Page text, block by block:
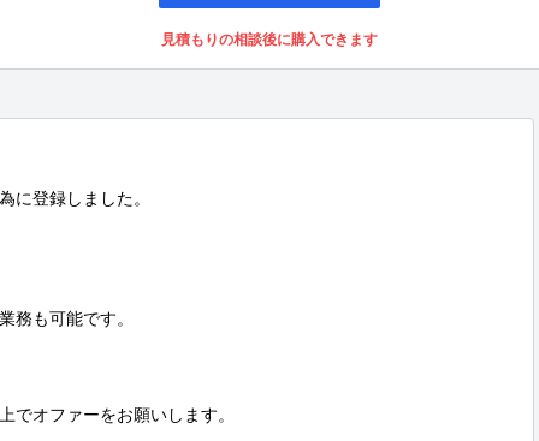
見積もりの相談後に購入できます
に登録しました。
務も可能です。
でオファーをお願いします。